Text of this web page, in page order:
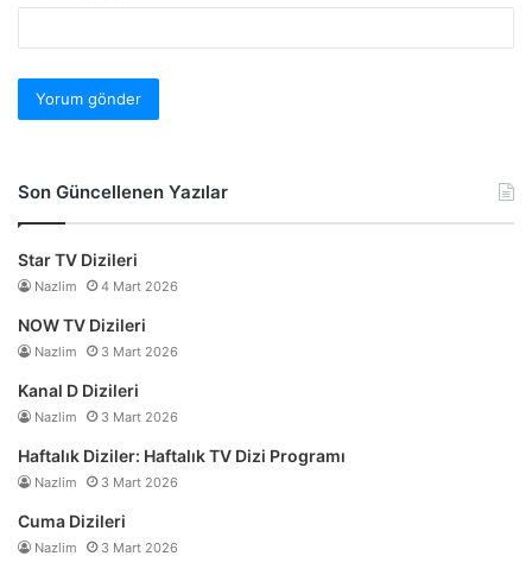
Son Güncellenen Yazılar
Star TV Dizileri
Nazlim 4 Mart 2026
NOW TV Dizileri
Nazlim 3 Mart 2026
Kanal D Dizileri
Nazlim 3 Mart 2026
Haftalık Diziler: Haftalık TV Dizi Programı
Nazlim 3 Mart 2026
Cuma Dizileri
Nazlim 3 Mart 2026